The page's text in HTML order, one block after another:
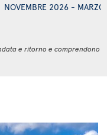
NOVEMBRE 2026 -
e ritorno e comprendono